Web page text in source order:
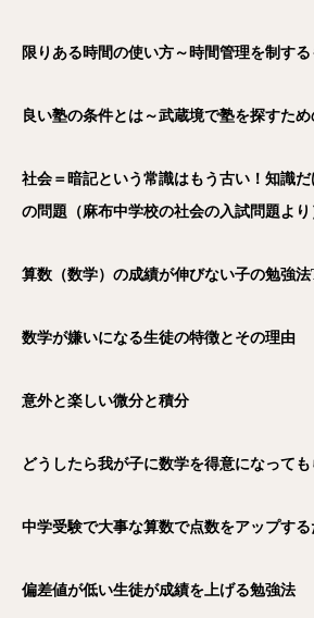
限りある時間の使い方～時間管理を制す
良い塾の条件とは～武蔵境で塾を探すため
社会＝暗記という常識はもう古い！知識
の問題（麻布中学校の社会の入試問題より
算数（数学）の成績が伸びない子の勉強法
数学が嫌いになる生徒の特徴とその理由
意外と楽しい微分と積分
どうしたら我が子に数学を得意になっても
中学受験で大事な算数で点数をアップす
偏差値が低い生徒が成績を上げる勉強法
電話 メール